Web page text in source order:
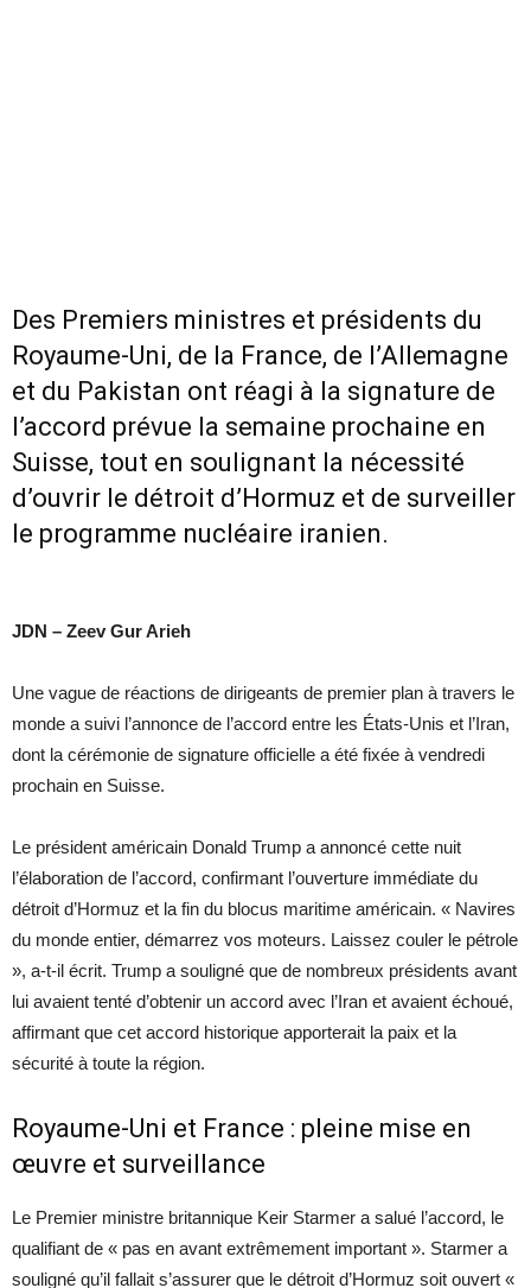
Des Premiers ministres et présidents du
Royaume-Uni, de la France, de l’Allemagne
et du Pakistan ont réagi à la signature de
l’accord prévue la semaine prochaine en
Suisse, tout en soulignant la nécessité
d’ouvrir le détroit d’Hormuz et de surveiller
le programme nucléaire iranien.
JDN – Zeev Gur Arieh
Une vague de réactions de dirigeants de premier plan à travers le
monde a suivi l’annonce de l’accord entre les États-Unis et l’Iran,
dont la cérémonie de signature officielle a été fixée à vendredi
prochain en Suisse.
Le président américain Donald Trump a annoncé cette nuit
l’élaboration de l’accord, confirmant l’ouverture immédiate du
détroit d’Hormuz et la fin du blocus maritime américain. « Navires
du monde entier, démarrez vos moteurs. Laissez couler le pétrole
», a-t-il écrit. Trump a souligné que de nombreux présidents avant
lui avaient tenté d’obtenir un accord avec l’Iran et avaient échoué,
affirmant que cet accord historique apporterait la paix et la
sécurité à toute la région.
Royaume-Uni et France : pleine mise en
œuvre et surveillance
Le Premier ministre britannique Keir Starmer a salué l’accord, le
qualifiant de « pas en avant extrêmement important ». Starmer a
souligné qu’il fallait s’assurer que le détroit d’Hormuz soit ouvert «